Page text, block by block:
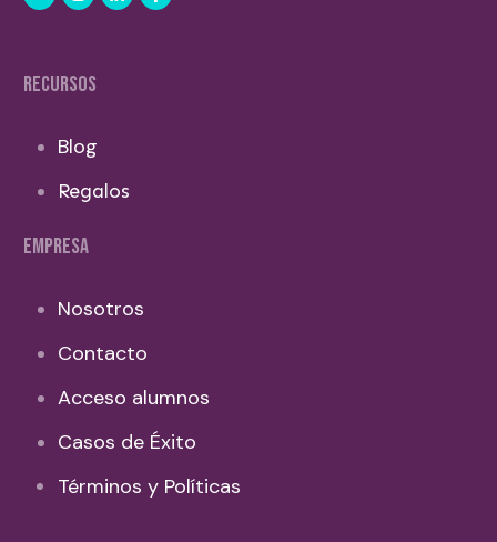
RECURSOS
Blog
Regalos
EMPRESA
Nosotros
Contacto
Acceso alumnos
Casos de Éxito
Términos y Políticas